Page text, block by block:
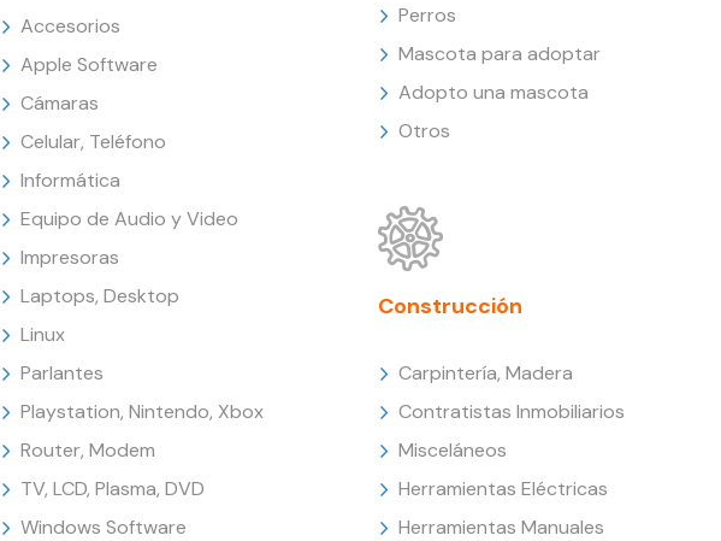
Accesorios
Apple Software
Cámaras
Celular, Teléfono
Informática
Equipo de Audio y Video
Impresoras
Laptops, Desktop
Linux
Parlantes
Playstation, Nintendo, Xbox
Router, Modem
TV, LCD, Plasma, DVD
Windows Software
Perros
Mascota para adoptar
Adopto una mascota
Otros
Construcción
Carpintería, Madera
Contratistas Inmobiliarios
Misceláneos
Herramientas Eléctricas
Herramientas Manuales